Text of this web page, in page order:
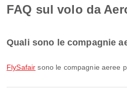
FAQ sul volo da
Quali sono le compagnie
FlySafair sono le compagnie aeree